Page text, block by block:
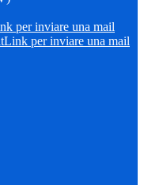
per inviare una mail
Link per inviare una mail